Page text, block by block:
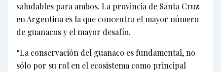
saludables para ambos. La provincia de Santa Cruz
en Argentina es la que concentra el mayor número
de guanacos y el mayor desafío.
“La conservación del guanaco es fundamental, no
sólo por su rol en el ecosistema como principal